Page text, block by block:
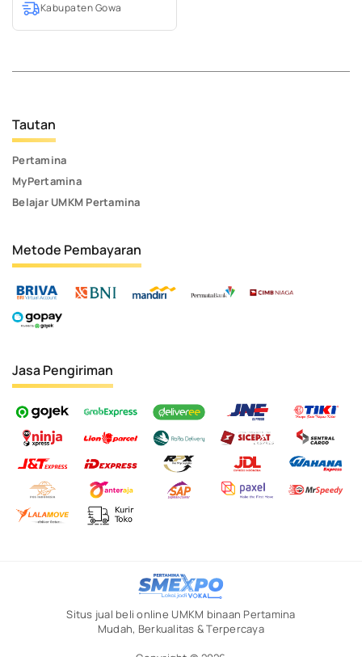
Kabupaten Gowa
Tautan
Pertamina
MyPertamina
Belajar UMKM Pertamina
Metode Pembayaran
Jasa Pengiriman
Situs jual beli online UMKM binaan Pertamina
Mudah, Berkualitas & Terpercaya